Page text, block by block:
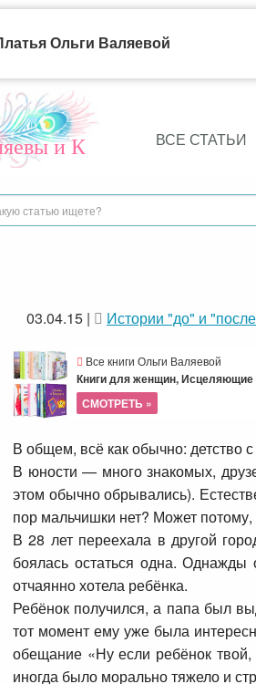
и К ВСЕ СТАТЬИ
03.04.15 | Истории "до" и
Все книги Ольги Валяевой
Книги для женщин, Исцеляющие
СМОТРЕТЬ »
В общем, всё как обычно: детство
В юности — много знакомых,
этом обычно обрывались).
пор мальчишки нет? Может
В 28 лет переехала в другой
боялась остаться одна.
отчаянно хотела ребёнка.
Ребёнок получился, а папа был
тот момент ему уже была
обещание «Ну если ребёнок
иногда было морально тяжело и
Ольги Валяевой